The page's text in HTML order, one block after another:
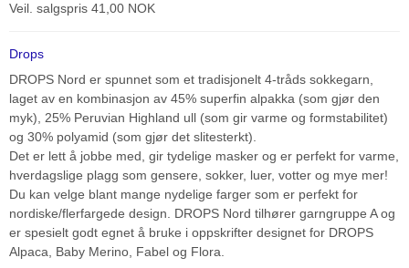
Veil. salgspris 41,00 NOK
Drops
DROPS Nord er spunnet som et tradisjonelt 4-tråds sokkegarn,
laget av en kombinasjon av 45% superfin alpakka (som gjør den
myk), 25% Peruvian Highland ull (som gir varme og formstabilitet)
og 30% polyamid (som gjør det slitesterkt).
Det er lett å jobbe med, gir tydelige masker og er perfekt for varme,
hverdagslige plagg som gensere, sokker, luer, votter og mye mer!
Du kan velge blant mange nydelige farger som er perfekt for
nordiske/flerfargede design. DROPS Nord tilhører garngruppe A og
er spesielt godt egnet å bruke i oppskrifter designet for DROPS
Alpaca, Baby Merino, Fabel og Flora.